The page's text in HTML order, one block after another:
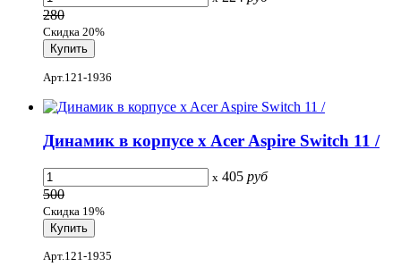
280
Скидка 20%
Арт.121-1936
Динамик в корпусе x Acer Aspire Switch 11 /
x 405 руб
500
Скидка 19%
Арт.121-1935